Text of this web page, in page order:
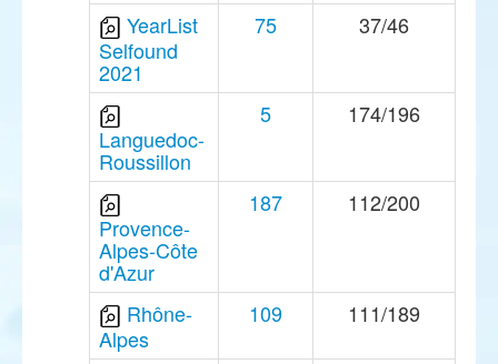
YearList
Selfound
2021
75 37/46
Languedoc-
Roussillon
5 174/196
Provence-
Alpes-Côte
d'Azur
187 112/200
Rhône-
Alpes
109 111/189